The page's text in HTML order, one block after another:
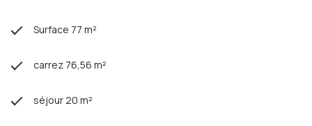
Surface 77 m²
carrez 76,56 m²
séjour 20 m²